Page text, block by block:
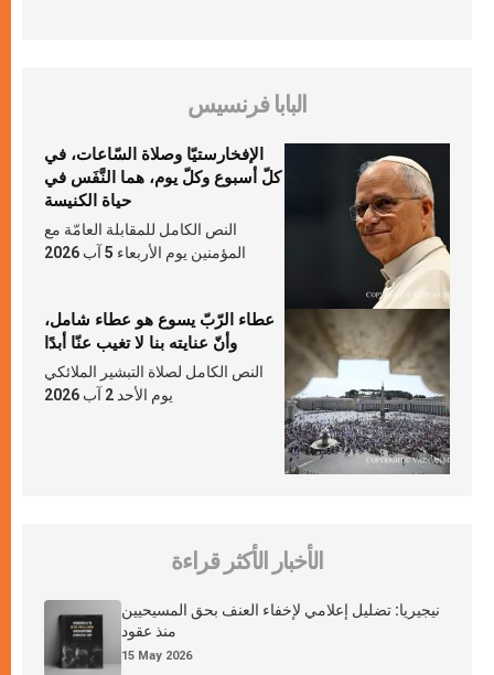
البابا فرنسيس
الإفخارستيّا وصلاة السّاعات، في
كلّ أسبوع وكلّ يوم، هما النَّفَس في
حياة الكنيسة
النص الكامل للمقابلة العامّة مع
المؤمنين يوم الأربعاء 5 آب 2026
عطاء الرّبّ يسوع هو عطاء شامل،
وأنّ عنايته بنا لا تغيب عنّا أبدًا
النص الكامل لصلاة التبشير الملائكي
يوم الأحد 2 آب 2026
الأخبار الأكثر قراءة
نيجيريا: تضليل إعلامي لإخفاء العنف بحق المسيحيين
منذ عقود
15 May 2026